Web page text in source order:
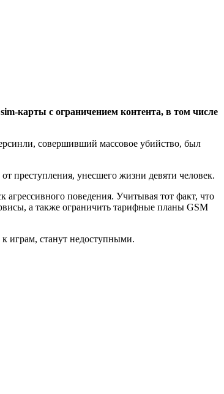
карты с ограничением контента, в том числе
совершивший массовое убийство, был
преступления, унесшего жизни девяти человек.
поведения. Учитывая тот факт, что
а также ограничить тарифные планы GSM
играм, станут недоступными.